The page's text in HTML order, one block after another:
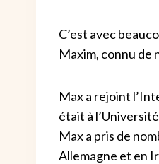
C’est avec
Maxim, connu de
Max a rejoint
était à
Max a pris de
Allemagne et en